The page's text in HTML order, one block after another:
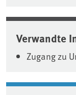
Verwandte
Zugang zu